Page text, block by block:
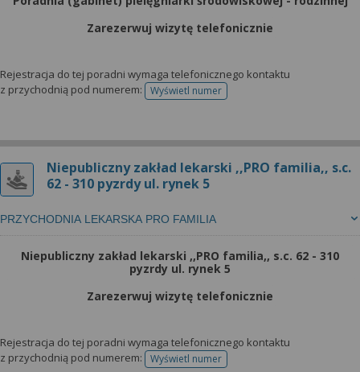
Zarezerwuj wizytę telefonicznie
Rejestracja do tej poradni wymaga telefonicznego kontaktu
z przychodnią pod numerem:
Wyświetl numertelefonu do rejestracji
Niepubliczny zakład lekarski ,,PRO familia,, s.c.
62 - 310 pyzrdy ul. rynek 5
PRZYCHODNIA LEKARSKA PRO FAMILIA
Niepubliczny zakład lekarski ,,PRO familia,, s.c. 62 - 310
pyzrdy ul. rynek 5
Zarezerwuj wizytę telefonicznie
Rejestracja do tej poradni wymaga telefonicznego kontaktu
z przychodnią pod numerem:
Wyświetl numertelefonu do rejestracji